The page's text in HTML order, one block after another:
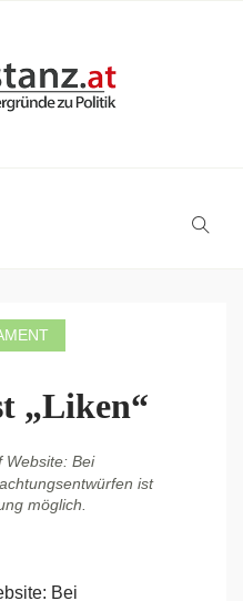
„Liken“
Website: Bei
ist
möglich.
Bei